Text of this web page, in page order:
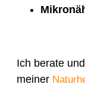
Ich berate
meiner